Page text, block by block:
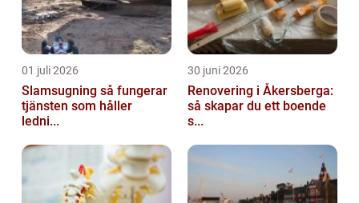
01 juli 2026
Slamsugning så fungerar
tjänsten som håller
ledni...
30 juni 2026
Renovering i Åkersberga:
så skapar du ett boende
s...